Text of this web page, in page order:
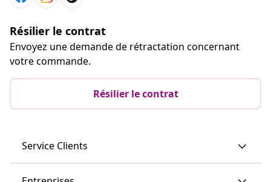
Résilier le contrat
Envoyez une demande de rétractation concernant
votre commande.
Résilier le contrat
Service Clients